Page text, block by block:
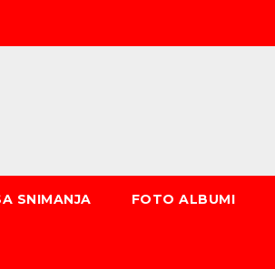
SNIMANJA FOTO ALBUMI